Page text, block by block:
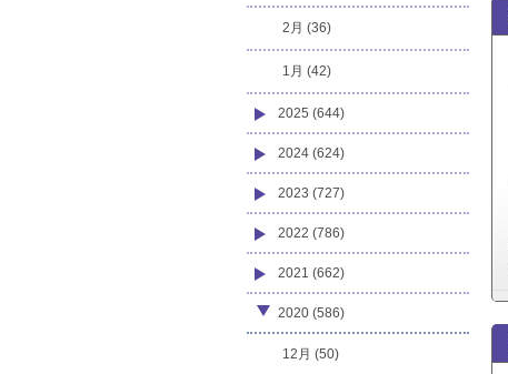
2月 (36)
1月 (42)
2025 (644)
2024 (624)
2023 (727)
2022 (786)
2021 (662)
2020 (586)
12月 (50)